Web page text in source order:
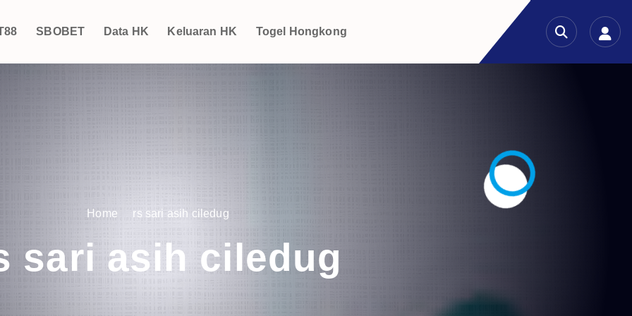
SBOBET Data HK Keluaran HK Togel Hongkong
Home rs sari asih ciledug
sari asih ciledug